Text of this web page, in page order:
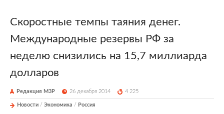
Скоростные темпы таяния денег.
Международные резервы РФ за
неделю снизились на 15,7 миллиарда
долларов
Редакция М3Р 26 декабря 2014 4 225
Новости / Экономика / Россия